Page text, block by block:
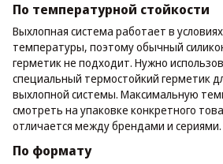
По температурной стойкости
Выхлопная система работает в
температуры, поэтому обычный
герметик не подходит. Нужно
специальный термостойкий герметик
выхлопной системы. Максимальную
смотреть на упаковке конкретного
отличается между брендами и сериями.
По формату